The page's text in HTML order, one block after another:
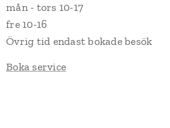
mån - tors 10-17
fre 10-16
Övrig tid endast bokade besök
Boka service